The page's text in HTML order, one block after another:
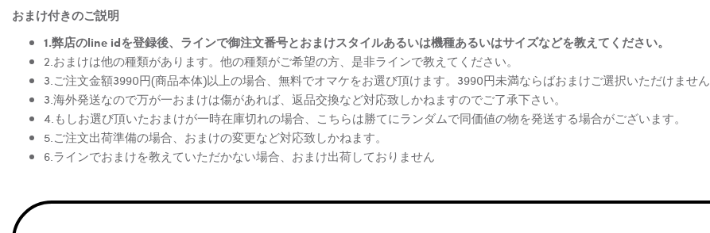
おまけ付きのご説明
1.弊店のline idを登録後、ラインで御注文番号とおまけスタイルあるいは機種あるいはサイズなどを教えてください。
2.おまけは他の種類があります。他の種類がご希望の方、是非ラインで教えてください。
3.ご注文金額3990円(商品本体)以上の場合、無料でオマケをお選び頂けます。3990円未満ならばおまけご選択いただけません
3.海外発送なので万が一おまけは傷があれば、返品交換など対応致しかねますのでご了承下さい。
4.もしお選び頂いたおまけが一時在庫切れの場合、こちらは勝てにランダムで同価値の物を発送する場合がございます。
5.ご注文出荷準備の場合、おまけの変更など対応致しかねます。
6.ラインでおまけを教えていただかない場合、おまけ出荷しておりません